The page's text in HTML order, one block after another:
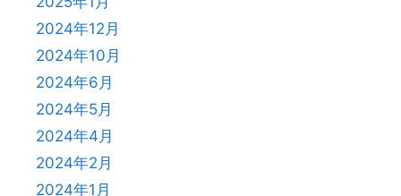
2024年12月
2024年10月
2024年6月
2024年5月
2024年4月
2024年2月
2024年1月